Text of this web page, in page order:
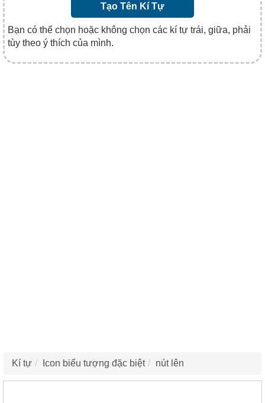
Tạo Tên Kí Tự
Bạn có thể chọn hoặc không chọn các kí tự trái, giữa, phải
tùy theo ý thích của mình.
Kí tự Icon biểu tượng đặc biệt nút lên